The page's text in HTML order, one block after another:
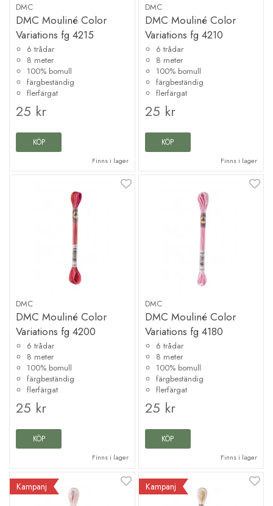
DMC
DMC Mouliné Color
Variations fg 4215
6 trådar
8 meter
100% bomull
färgbeständig
flerfärgat
25 kr
KÖP
Finns i lager
DMC
DMC Mouliné Color
Variations fg 4210
6 trådar
8 meter
100% bomull
färgbeständig
flerfärgat
25 kr
KÖP
Finns i lager
DMC
DMC Mouliné Color
Variations fg 4200
6 trådar
8 meter
100% bomull
färgbeständig
flerfärgat
25 kr
KÖP
Finns i lager
DMC
DMC Mouliné Color
Variations fg 4180
6 trådar
8 meter
100% bomull
färgbeständig
flerfärgat
25 kr
KÖP
Finns i lager
Kampanj Kampanj